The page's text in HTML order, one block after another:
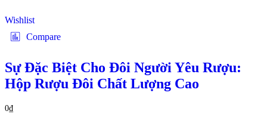
Wishlist
Compare
Sự Đặc Biệt Cho Đôi Người Yêu Rượu:
Hộp Rượu Đôi Chất Lượng Cao
0₫